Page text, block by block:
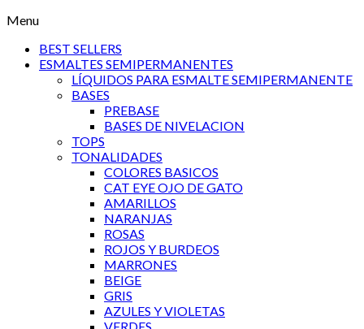
Menu
BEST SELLERS
ESMALTES SEMIPERMANENTES
LÍQUIDOS PARA ESMALTE SEMIPERMANENTE
BASES
PREBASE
BASES DE NIVELACION
TOPS
TONALIDADES
COLORES BASICOS
CAT EYE OJO DE GATO
AMARILLOS
NARANJAS
ROSAS
ROJOS Y BURDEOS
MARRONES
BEIGE
GRIS
AZULES Y VIOLETAS